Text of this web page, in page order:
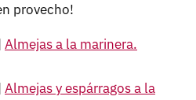
provecho!
Almejas a la marinera.
Almejas y espárragos a la